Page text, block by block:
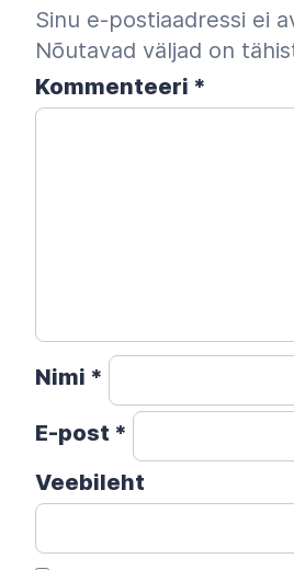
Sinu e-postiaadressi ei
Nõutavad väljad on
Kommenteeri *
Nimi *
E-post *
Veebileht